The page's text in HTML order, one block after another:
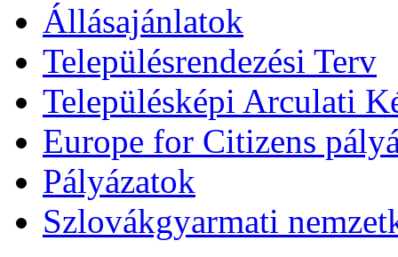
Állásajánlatok
Településrendezési Terv
Településképi Arculati
Europe for Citizens
Pályázatok
Szlovákgyarmati